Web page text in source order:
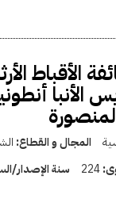
الأقباط
الأنبا
المجال و القطاع:
224 سنة الإصدار/